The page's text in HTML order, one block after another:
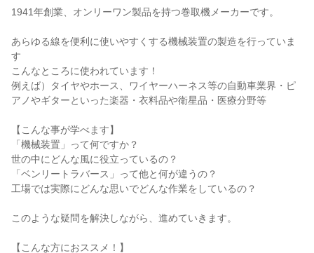
1941年創業、オンリーワン製品を持つ巻取機メーカーです。
あらゆる線を便利に使いやすくする機械装置の製造を行っていま
す
こんなところに使われています！
例えば）タイヤやホース、ワイヤーハーネス等の自動車業界・ピ
アノやギターといった楽器・衣料品や衛星品・医療分野等
【こんな事が学べます】
「機械装置」って何ですか？
世の中にどんな風に役立っているの？
「ベンリートラバース」って他と何が違うの？
工場では実際にどんな思いでどんな作業をしているの？
このような疑問を解決しながら、進めていきます。
【こんな方におススメ！】